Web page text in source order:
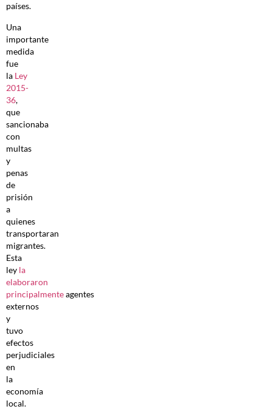
países.
Una
importante
medida
fue
la Ley
2015-
36,
que
sancionaba
con
multas
y
penas
de
prisión
a
quienes
transportaran
migrantes.
Esta
ley la
elaboraron
principalmenteagentes
externos
y
tuvo
efectos
perjudiciales
en
la
economía
local.